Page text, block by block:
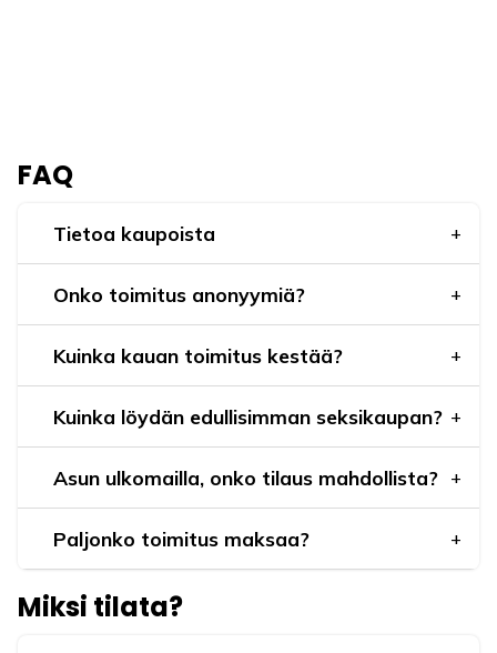
FAQ
Tietoa kaupoista
Onko toimitus anonyymiä?
Kuinka kauan toimitus kestää?
Kuinka löydän edullisimman seksikaupan?
Asun ulkomailla, onko tilaus mahdollista?
Paljonko toimitus maksaa?
Miksi tilata?